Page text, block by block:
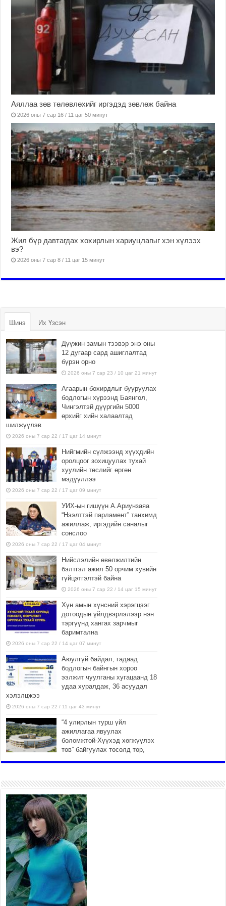
Аяллаа зөв төлөвлөхийг иргэдэд зөвлөж байна
2026 оны 7 сар 16 / 11 цаг 50 минут
Жил бүр давтагдах хохирлын хариуцлагыг хэн хүлээх
вэ?
2026 оны 7 сар 8 / 11 цаг 15 минут
Шинэ Их Үзсэн
Дүүжин замын тээвэр энэ оны
12 дугаар сард ашиглалтад
бүрэн орно
2026 оны 7 сар 23 / 10 цаг 21 минут
Агаарын бохирдлыг бууруулах
бодлогын хүрээнд Баянгол,
Чингэлтэй дүүргийн 5000
өрхийг хийн халаалтад
шилжүүлэв
2026 оны 7 сар 22 / 17 цаг 14 минут
Нийгмийн сүлжээнд хүүхдийн
оролцоог зохицуулах тухай
хуулийн төслийг өргөн
мэдүүллээ
2026 оны 7 сар 22 / 17 цаг 09 минут
УИХ-ын гишүүн А.Ариунзаяа
“Нээлттэй парламент” танхимд
ажиллаж, иргэдийн саналыг
сонслоо
2026 оны 7 сар 22 / 17 цаг 04 минут
Нийслэлийн өвөлжилтийн
бэлтгэл ажил 50 орчим хувийн
гүйцэтгэлтэй байна
2026 оны 7 сар 22 / 14 цаг 15 минут
Хүн амын хүнсний хэрэгцээг
дотоодын үйлдвэрлэлээр нэн
тэргүүнд хангах зарчмыг
баримтална
2026 оны 7 сар 22 / 14 цаг 07 минут
Аюулгүй байдал, гадаад
бодлогын байнгын хороо
ээлжит чуулганы хугацаанд 18
удаа хуралдаж, 36 асуудал
хэлэлцжээ
2026 оны 7 сар 22 / 11 цаг 43 минут
“4 улирлын турш үйл
ажиллагаа явуулах
боломжтой-Хүүхэд хөгжүүлэх
төв” байгуулах төсөлд төр,
Б.Пүрэвдагва: “Урт цагаан”-ыг залуучууд чөлөөт
цагаа өнгөрүүлдэг, жуулчид зорьж ирдэг цэг
болгоно
2026 оны 7 сар 21 / 16 цаг 47 минут
Тусгай замын автобус /BRT/ төслийн удирдах
хорооны ээлжит хуралдаан боллоо
2026 оны 7 сар 21 / 16 цаг 43 минут
Ерөнхий сайд Н.Учрал БНХАУ-аас Монгол Улсад
суугаа Элчин сайд Шэнь Миньжюанийг хүлээн
авч уулзав
2026 оны 7 сар 21 / 16 цаг 39 минут